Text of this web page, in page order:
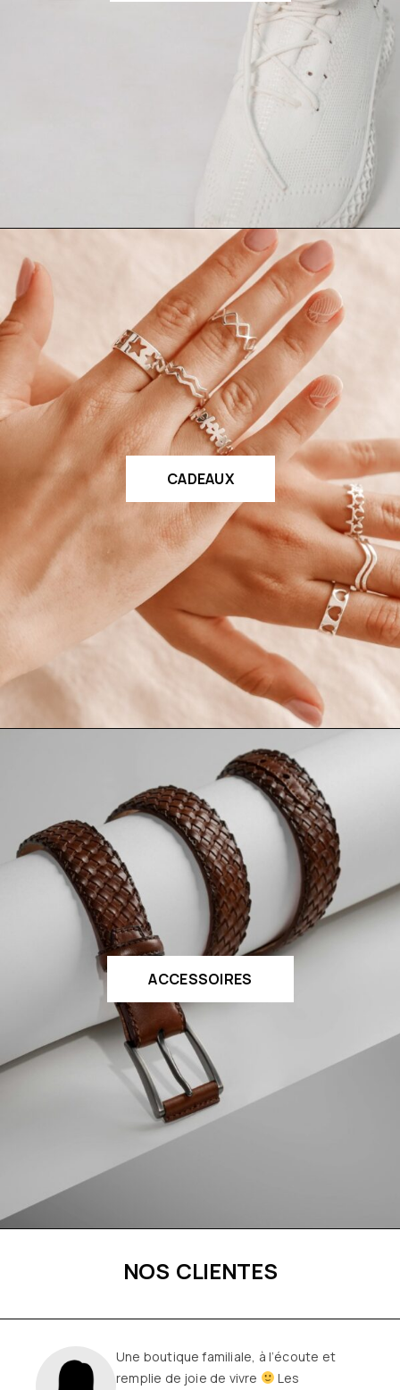
CADEAUX
ACCESSOIRES
NOS CLIENTES
Une boutique familiale, à l’écoute et
remplie de joie de vivre
Les